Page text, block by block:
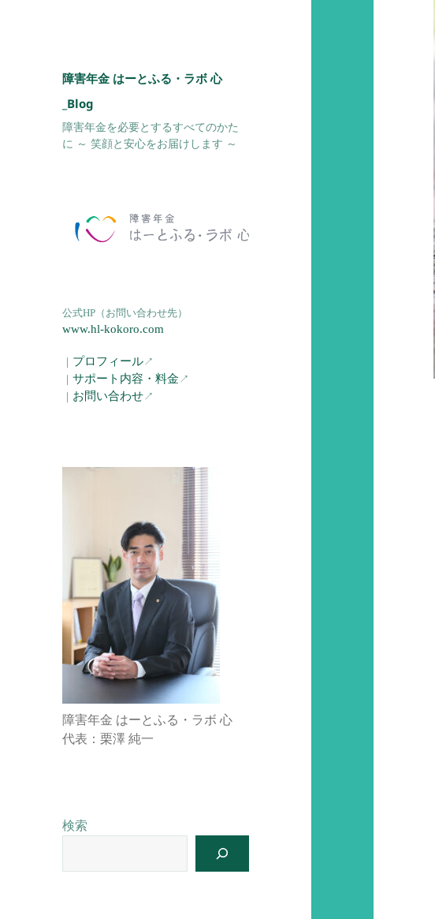
障害年金 はーとふる・ラボ 心
_Blog
障害年金を必要とするすべてのかた
に ～ 笑顔と安心をお届けします ～
公式HP（お問い合わせ先）
www.hl-kokoro.com
｜ プロフィール↗︎
｜サポート内容・料金 ↗︎
｜ お問い合わせ↗︎
障害年金 はーとふる・ラボ 心
代表：栗澤 純一
検索